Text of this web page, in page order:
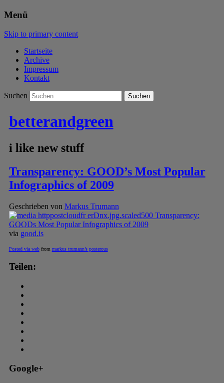
Menü
Skip to primary content
Startseite
Archive
Impressum
Kontakt
Suchen
betterandgreen
i like new stuff
Transparency: GOOD’s Most Popular
Infographics of 2009
Geschrieben von Markus Trumann
via good.is
Posted via webfrom markus trumann’s posterous
Teilen:
Google+